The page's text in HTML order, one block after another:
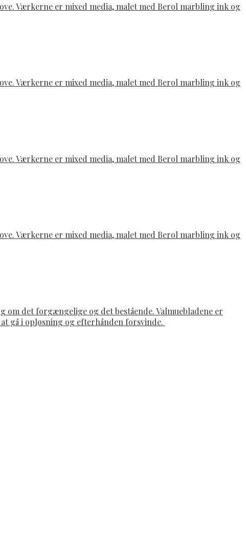
Værkerne er mixed media, malet med Berol marbling ink og
Værkerne er mixed media, malet med Berol marbling ink og
Værkerne er mixed media, malet med Berol marbling ink og
Værkerne er mixed media, malet med Berol marbling ink og
det forgængelige og det bestående. Valmuebladene er
gå i opløsning og efterhånden forsvinde.